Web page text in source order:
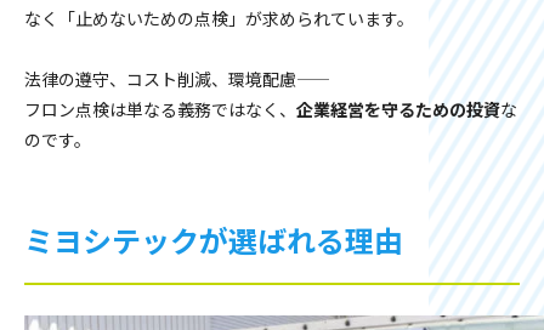
なく「止めないための点検」が求められています。
法律の遵守、コスト削減、環境配慮――
フロン点検は単なる義務ではなく、 企業経営を守るための投資な
のです。
ミヨシテックが選ばれる理由